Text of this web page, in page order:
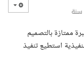
سنة
ممتازة بالتصميم
استطيع تنفيذ